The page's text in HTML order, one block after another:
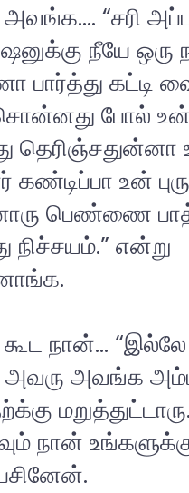
“சரி
நீயே ஒரு
பார்த்து கட்டி
போல்
தெரிஞ்சதுன்னா
கண்டிப்பா உன்
பெண்ணை
நிச்சயம்.” என்று
நான்…
அவரு அவங்க
நான்